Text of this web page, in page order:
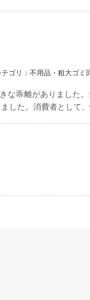
テゴリ：不用品・粗大ゴミ
な乖離がありました
した。消費者として